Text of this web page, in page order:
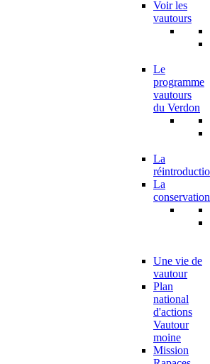
Voir les
vautours
Le
programme
vautours
du Verdon
La
La
conservation
Une vie de
vautour
Plan
national
d'actions
Vautour
moine
Mission